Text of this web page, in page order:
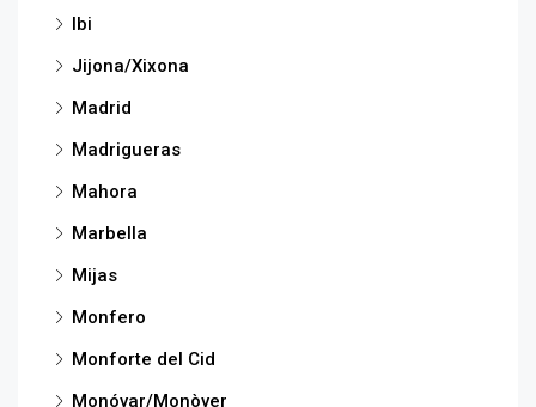
Ibi
Jijona/Xixona
Madrid
Madrigueras
Mahora
Marbella
Mijas
Monfero
Monforte del Cid
Monóvar/Monòver